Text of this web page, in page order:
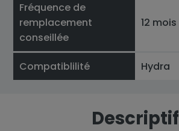
Fréquence de
remplacement
conseillée
12 mois
Compatiblilité Hydra
Descriptif